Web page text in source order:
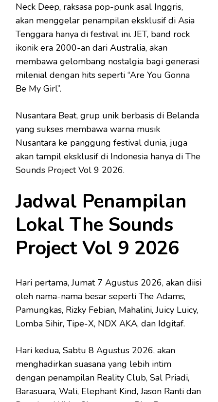
Neck Deep, raksasa pop-punk asal Inggris,
akan menggelar penampilan eksklusif di Asia
Tenggara hanya di festival ini. JET, band rock
ikonik era 2000-an dari Australia, akan
membawa gelombang nostalgia bagi generasi
milenial dengan hits seperti “Are You Gonna
Be My Girl”.
Nusantara Beat, grup unik berbasis di Belanda
yang sukses membawa warna musik
Nusantara ke panggung festival dunia, juga
akan tampil eksklusif di Indonesia hanya di The
Sounds Project Vol 9 2026.
Jadwal Penampilan
Lokal The Sounds
Project Vol 9 2026
Hari pertama, Jumat 7 Agustus 2026, akan diisi
oleh nama-nama besar seperti The Adams,
Pamungkas, Rizky Febian, Mahalini, Juicy Luicy,
Lomba Sihir, Tipe-X, NDX AKA, dan Idgitaf.
Hari kedua, Sabtu 8 Agustus 2026, akan
menghadirkan suasana yang lebih intim
dengan penampilan Reality Club, Sal Priadi,
Barasuara, Wali, Elephant Kind, Jason Ranti dan